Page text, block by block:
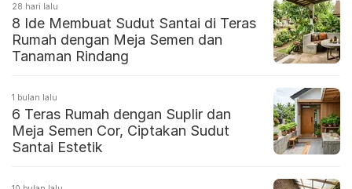
28 hari lalu
8 Ide Membuat Sudut Santai di Teras
Rumah dengan Meja Semen dan
Tanaman Rindang
1 bulan lalu
6 Teras Rumah dengan Suplir dan
Meja Semen Cor, Ciptakan Sudut
Santai Estetik